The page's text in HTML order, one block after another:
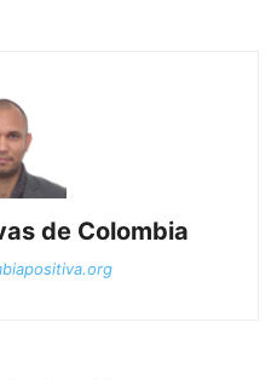
de Colombia